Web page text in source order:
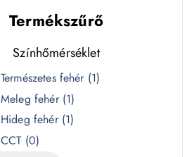
Termékszűrő
Színhőmérséklet
Természetes fehér (1)
Meleg fehér (1)
Hideg fehér (1)
CCT (0)